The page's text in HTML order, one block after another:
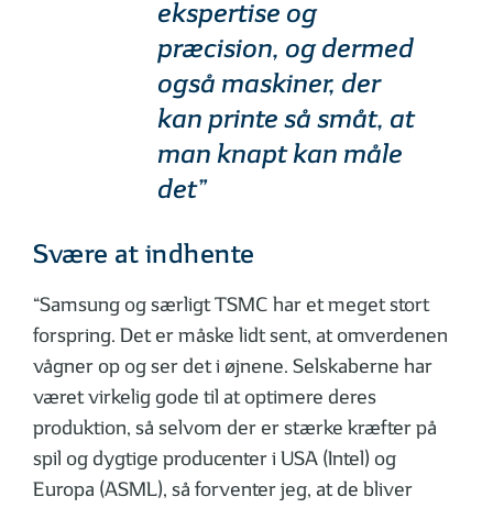
ekspertise og
præcision, og dermed
også maskiner, der
kan printe så småt, at
man knapt kan måle
det”
Svære at indhente
“Samsung og særligt TSMC har et meget stort
forspring. Det er måske lidt sent, at omverdenen
vågner op og ser det i øjnene. Selskaberne har
været virkelig gode til at optimere deres
produktion, så selvom der er stærke kræfter på
spil og dygtige producenter i USA (Intel) og
Europa (ASML), så forventer jeg, at de bliver